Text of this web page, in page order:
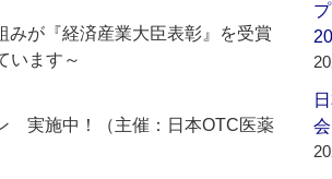
が『経済産業大臣表彰』を受賞
います～
実施中！（主催：日本OTC医薬